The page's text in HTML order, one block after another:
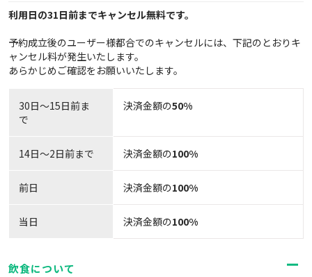
利用日の31日前までキャンセル無料です。
予約成立後のユーザー様都合でのキャンセルには、下記のとおりキ
ャンセル料が発生いたします。
あらかじめご確認をお願いいたします。
30日〜15日前ま
で
決済金額の50%
14日～2日前まで 決済金額の100%
前日 決済金額の100%
当日 決済金額の100%
飲食について